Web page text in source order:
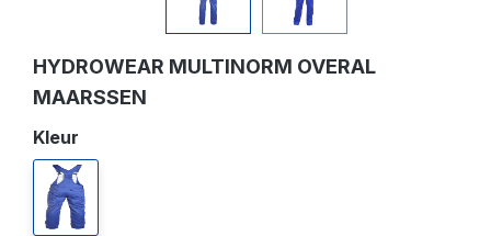
HYDROWEAR MULTINORM OVERAL
MAARSSEN
Selecteer
Kleur
korenblauw